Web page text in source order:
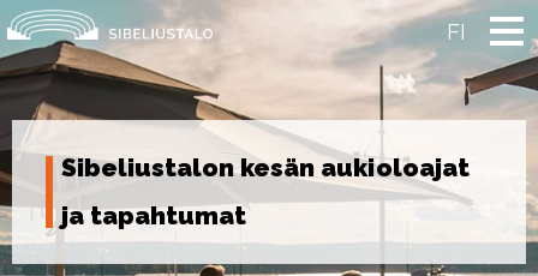
Skip
to
content
FI
Sibeliustalon kesän aukioloajat
ja tapahtumat